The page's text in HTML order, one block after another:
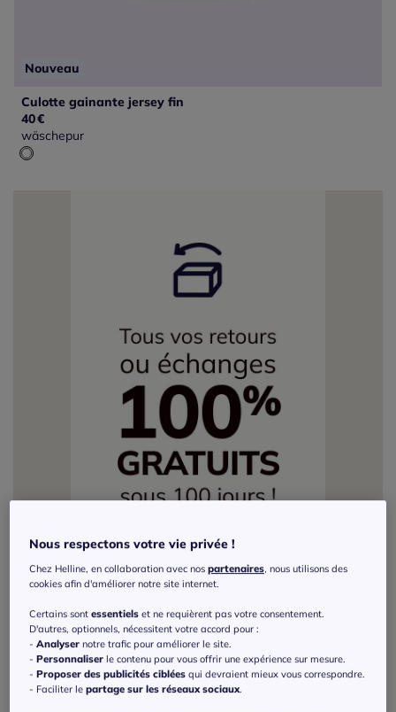
Nouveau
Culotte gainante jersey fin
40€
wäschepur
Nous respectons votre vie privée !
Chez Helline, en collaboration avec nospartenaires, nous utilisons des
cookies afin d'améliorer notre site internet.
Certains sontessentiels et ne requièrent pas votre consentement.
D'autres, optionnels, nécessitent votre accord pour :
-Analyser notre trafic pour améliorer le site.
-Personnaliser le contenu pour vous offrir une expérience sur mesure.
-Proposer des publicités ciblées qui devraient mieux vous correspondre.
- Faciliter lepartage sur les réseaux sociaux.